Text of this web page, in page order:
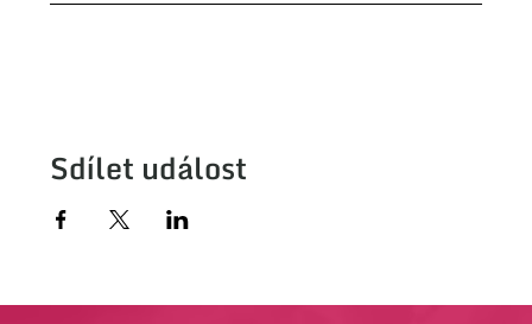
Sdílet událost